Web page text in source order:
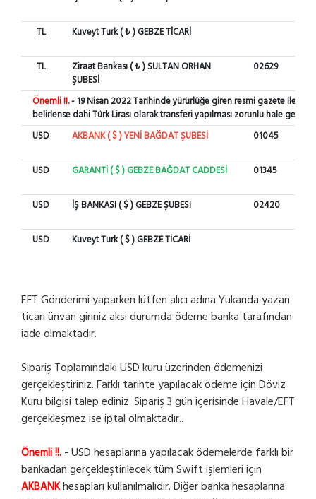
TL Kuveyt Turk ( ₺ ) GEBZE TİCARİ
TL
Ziraat Bankası ( ₺ ) SULTAN ORHAN
ŞUBESİ
02629
Önemli !!.- 19 Nisan 2022 Tarihinde yürürlüğe giren resmi gazete ile
belirlense dahi Türk Lirası olarak transferi yapılması zorunlu hale
USD
AKBANK ( $ ) YENİ BAĞDAT ŞUBESİ 01045
USD GARANTİ ( $ ) GEBZE BAĞDAT CADDESİ 01345
USD İŞ BANKASI ( $ ) GEBZE ŞUBESI 02420
USD Kuveyt Turk ( $ ) GEBZE TİCARİ
EFT Gönderimi yaparken lütfen alıcı adına Yukarıda yazan
ticari ünvan giriniz aksi durumda ödeme banka tarafından
iade olmaktadır.
Sipariş Toplamındaki USD kuru üzerinden ödemenizi
gerçekleştiriniz. Farklı tarihte yapılacak ödeme için Döviz
Kuru bilgisi talep ediniz. Sipariş 3 gün içerisinde Havale/EFT
gerçekleşmez ise iptal olmaktadır..
Önemli !!. - USD hesaplarına yapılacak ödemelerde farklı bir
bankadan gerçekleştirilecek tüm Swift işlemleri için
AKBANKhesapları kullanılmalıdır. Diğer banka hesaplarına